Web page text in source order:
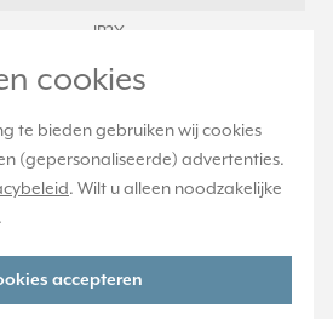
cookies
te bieden gebruiken wij cookies
(gepersonaliseerde) advertenties.
. Wilt u alleen noodzakelijke
.
accepteren
IP2X
Nee
Mat
Ja
Ja